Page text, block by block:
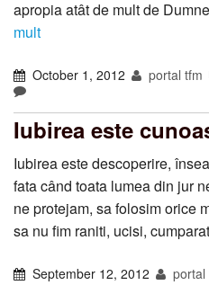
apropia atât de mult de
mult
October 1, 2012 portal tfm
Iubirea este
Iubirea este descoperire,
fata când toata lumea din jur
ne protejam, sa folosim orice
sa nu fim raniti, ucisi,
September 12, 2012 portal